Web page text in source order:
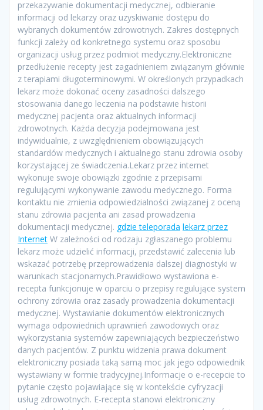
przekazywanie dokumentacji medycznej, odbieranie
informacji od lekarzy oraz uzyskiwanie dostępu do
wybranych dokumentów zdrowotnych. Zakres dostępnych
funkcji zależy od konkretnego systemu oraz sposobu
organizacji usług przez podmiot medyczny.Elektroniczne
przedłużenie recepty jest zagadnieniem związanym głównie
z terapiami długoterminowymi. W określonych przypadkach
lekarz może dokonać oceny zasadności dalszego
stosowania danego leczenia na podstawie historii
medycznej pacjenta oraz aktualnych informacji
zdrowotnych. Każda decyzja podejmowana jest
indywidualnie, z uwzględnieniem obowiązujących
standardów medycznych i aktualnego stanu zdrowia osoby
korzystającej ze świadczenia.Lekarz przez internet
wykonuje swoje obowiązki zgodnie z przepisami
regulującymi wykonywanie zawodu medycznego. Forma
kontaktu nie zmienia odpowiedzialności związanej z oceną
stanu zdrowia pacjenta ani zasad prowadzenia
dokumentacji medycznej. gdzie teleporada lekarz przez
Internet W zależności od rodzaju zgłaszanego problemu
lekarz może udzielić informacji, przedstawić zalecenia lub
wskazać potrzebę przeprowadzenia dalszej diagnostyki w
warunkach stacjonarnych.Prawidłowo wystawiona e-
recepta funkcjonuje w oparciu o przepisy regulujące system
ochrony zdrowia oraz zasady prowadzenia dokumentacji
medycznej. Wystawianie dokumentów elektronicznych
wymaga odpowiednich uprawnień zawodowych oraz
wykorzystania systemów zapewniających bezpieczeństwo
danych pacjentów. Z punktu widzenia prawa dokument
elektroniczny posiada taką samą moc jak jego odpowiednik
wystawiany w formie tradycyjnej.Informacje o e-recepcie to
pytanie często pojawiające się w kontekście cyfryzacji
usług zdrowotnych. E-recepta stanowi elektroniczny